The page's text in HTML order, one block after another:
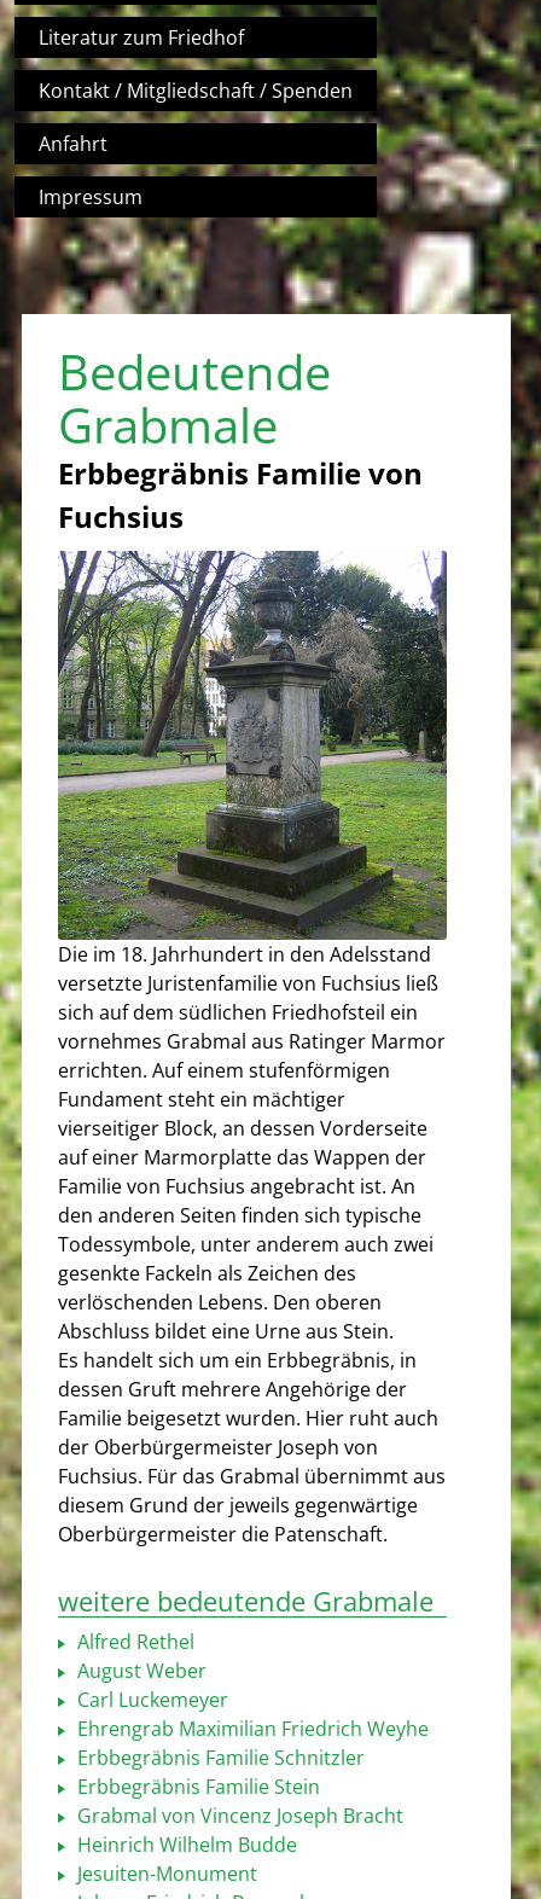
Literatur zum Friedhof
Kontakt / Mitgliedschaft / Spenden
Anfahrt
Impressum
Bedeutende
Grabmale
Erbbegräbnis Familie von
Fuchsius
Die im 18. Jahrhundert in den Adelsstand
versetzte Juristenfamilie von Fuchsius ließ
sich auf dem südlichen Friedhofsteil ein
vornehmes Grabmal aus Ratinger Marmor
errichten. Auf einem stufenförmigen
Fundament steht ein mächtiger
vierseitiger Block, an dessen Vorderseite
auf einer Marmorplatte das Wappen der
Familie von Fuchsius angebracht ist. An
den anderen Seiten finden sich typische
Todessymbole, unter anderem auch zwei
gesenkte Fackeln als Zeichen des
verlöschenden Lebens. Den oberen
Abschluss bildet eine Urne aus Stein.
Es handelt sich um ein Erbbegräbnis, in
dessen Gruft mehrere Angehörige der
Familie beigesetzt wurden. Hier ruht auch
der Oberbürgermeister Joseph von
Fuchsius. Für das Grabmal übernimmt aus
diesem Grund der jeweils gegenwärtige
Oberbürgermeister die Patenschaft.
weitere bedeutende Grabmale
Alfred Rethel
August Weber
Carl Luckemeyer
Ehrengrab Maximilian Friedrich Weyhe
Erbbegräbnis Familie Schnitzler
Erbbegräbnis Familie Stein
Grabmal von Vincenz Joseph Bracht
Heinrich Wilhelm Budde
Jesuiten-Monument